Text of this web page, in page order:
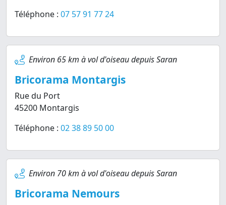
Téléphone : 07 57 91 77 24
Environ 65 km à vol d'oiseau depuis Saran
Bricorama Montargis
Rue du Port
45200 Montargis
Téléphone : 02 38 89 50 00
Environ 70 km à vol d'oiseau depuis Saran
Bricorama Nemours